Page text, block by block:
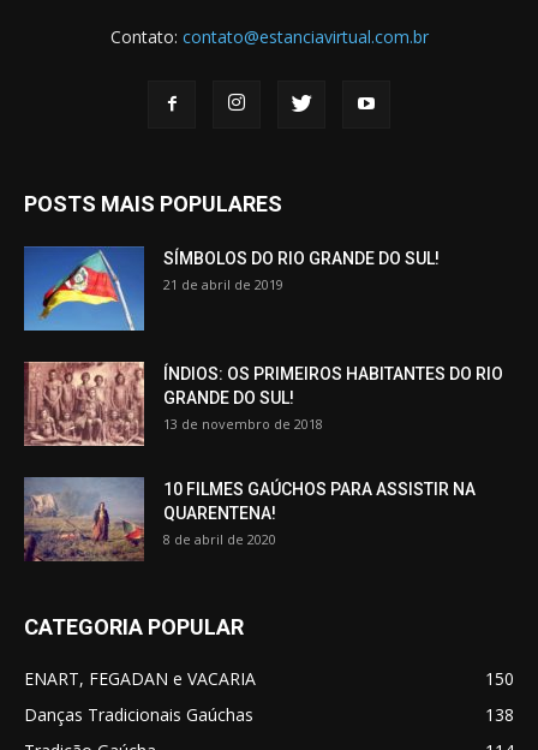
Contato: contato@estanciavirtual.com.br
POSTS MAIS POPULARES
SÍMBOLOS DO RIO GRANDE DO SUL!
21 de abril de 2019
ÍNDIOS: OS PRIMEIROS HABITANTES DO RIO
GRANDE DO SUL!
13 de novembro de 2018
10 FILMES GAÚCHOS PARA ASSISTIR NA
QUARENTENA!
8 de abril de 2020
CATEGORIA POPULAR
ENART, FEGADAN e VACARIA
150
Danças Tradicionais Gaúchas
138